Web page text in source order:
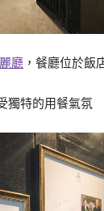
廳 ，餐廳位於飯
獨特的用餐氣氛